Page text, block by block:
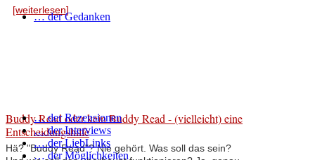
[weiterlesen]
Buddy Read oder kein Buddy Read - (vielleicht) eine
Entscheidungshilfe
Hä? "Buddy Read"? Nie gehört. Was soll das sein?
… der Gedanken
… der Rezensionen
… der Interviews
… der LiebLinks
… der Möglichkeiten